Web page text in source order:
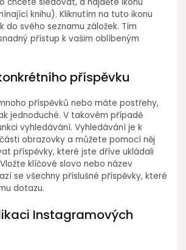
knihu). Kliknutím na tuto ikonu
do svého seznamu záložek. Tím
přístup k vašim oblíbeným
příspěvku
příspěvků nebo máte postřehy,
jednoduché. V takovém případě
vyhledávání. Vyhledávání je k
obrazovky a můžete pomocí něj
příspěvky, které jste dříve ukládali
klíčové slovo nebo název
se všechny příslušné příspěvky, které
dotazu.
Instagramových